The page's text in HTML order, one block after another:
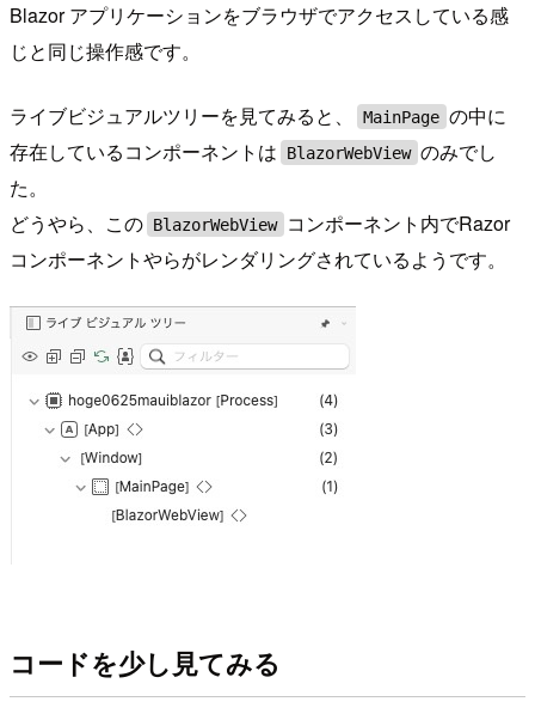
Blazor アプリケーションをブラウザでアクセスしている感
じと同じ操作感です。
ライブビジュアルツリーを見てみると、 MainPage の中に
存在しているコンポーネントは
BlazorWebView のみでし
た。
どうやら、この BlazorWebView
コンポーネント内でRazor
コンポーネントやらがレンダリングされているようです。
コードを少し見てみる